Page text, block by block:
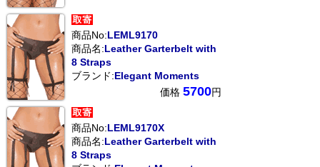
商品No:LEML9170
商品名:Leather Garterbelt with
8 Straps
ブランド:Elegant Moments
価格 5700円
商品No:LEML9170X
商品名:Leather Garterbelt with
8 Straps